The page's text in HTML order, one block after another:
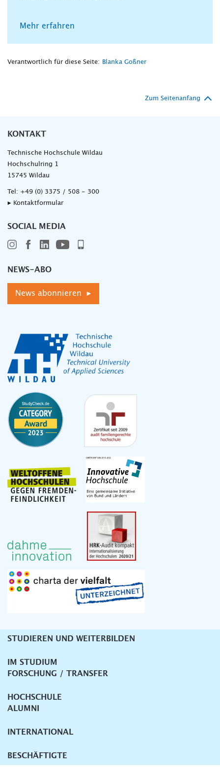
Mehr erfahren
Verantwortlich für diese Seite: Blanka Goßner
Zum Seitenanfang
KONTAKT
Technische Hochschule Wildau
Hochschulring 1
15745 Wildau
Tel: +49 (0) 3375 / 508 - 300
▸ Kontaktformular
SOCIAL MEDIA
NEWS-ABO
News abonnieren ▸
Unternavigation
STUDIEREN UND WEITERBILDEN
IM STUDIUM
FORSCHUNG / TRANSFER
HOCHSCHULE
ALUMNI
INTERNATIONAL
BESCHÄFTIGTE